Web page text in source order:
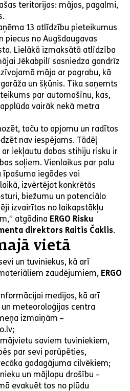
teritorijas: mājas, pagalmi,
13 atlīdzību pieteikumus
piecus no Augšdaugavas
Lielākā izmaksātā atlīdzība
Jēkabpilī sasniedza gandrīz
māja ar pagrabu, kā
un šķūnis. Tika saņemts
par automašīnu, kas,
vairāk nekā metra
taču to apjomu un radītos
nav iespējams. Tādēļ
ar iekļautu dabas stihiju risku ir
soļiem. Vienlaikus par palu
iegādes vai
izvērtējot konkrētās
biežumu un potenciālo
izvairītos no laikapstākļu
atgādina ERGO Risku
direktors Raitis Čaklis.
vietā
un tuviniekus, kā arī
zaudējumiem, ERGO
medijos, kā arī
meteoroloģijas centra
izmaiņām –
saviem tuviniekiem,
par sevi parūpēties,
gadagājuma cilvēkiem;
un mājlopu drošību –
evakuēt tos no plūdu